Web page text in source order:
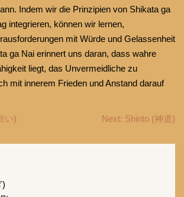
Indem wir die Prinzipien von Shikata ga
integrieren, können wir lernen,
mit Würde und Gelassenheit
ga Nai erinnert uns daran, dass wahre
liegt, das Unvermeidliche zu
mit innerem Frieden und Anstand darauf
い) Next: Shinto (神道)
)